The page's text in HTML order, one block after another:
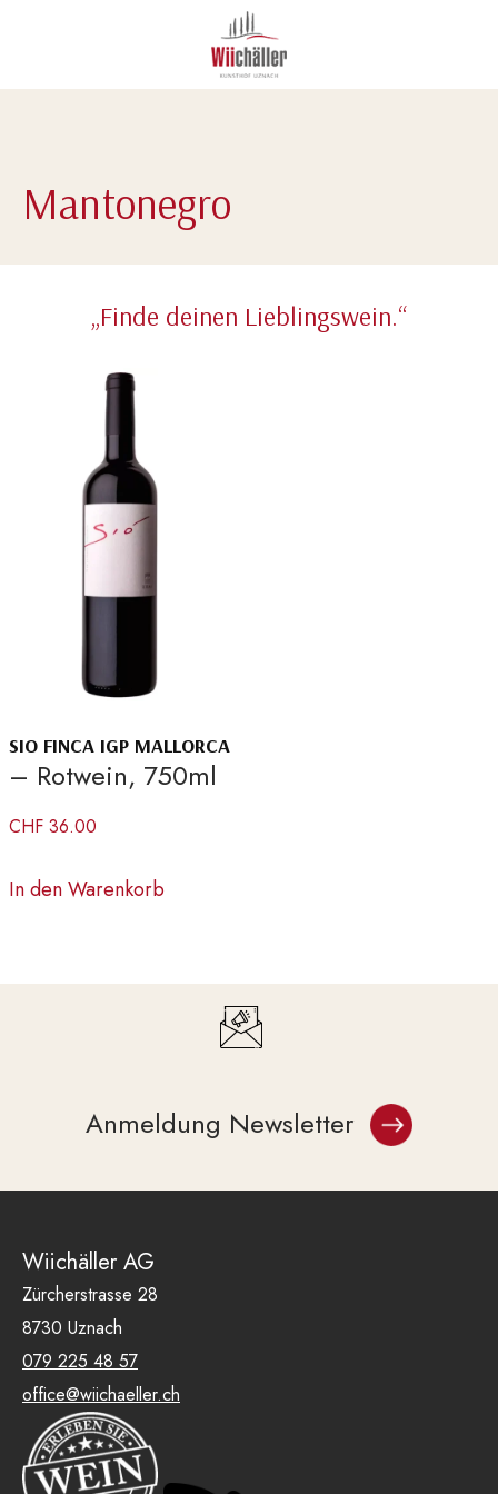
Mantonegro
„Finde deinen Lieblingswein.“
SIO FINCA IGP MALLORCA
– Rotwein, 750ml
CHF 36.00
In den Warenkorb
Anmeldung Newsletter
Wiichäller AG
Zürcherstrasse 28
8730 Uznach
079 225 48 57
office@wiichaeller.ch